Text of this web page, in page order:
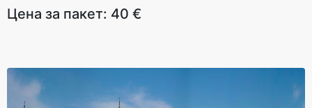
Цена за пакет: 40 €